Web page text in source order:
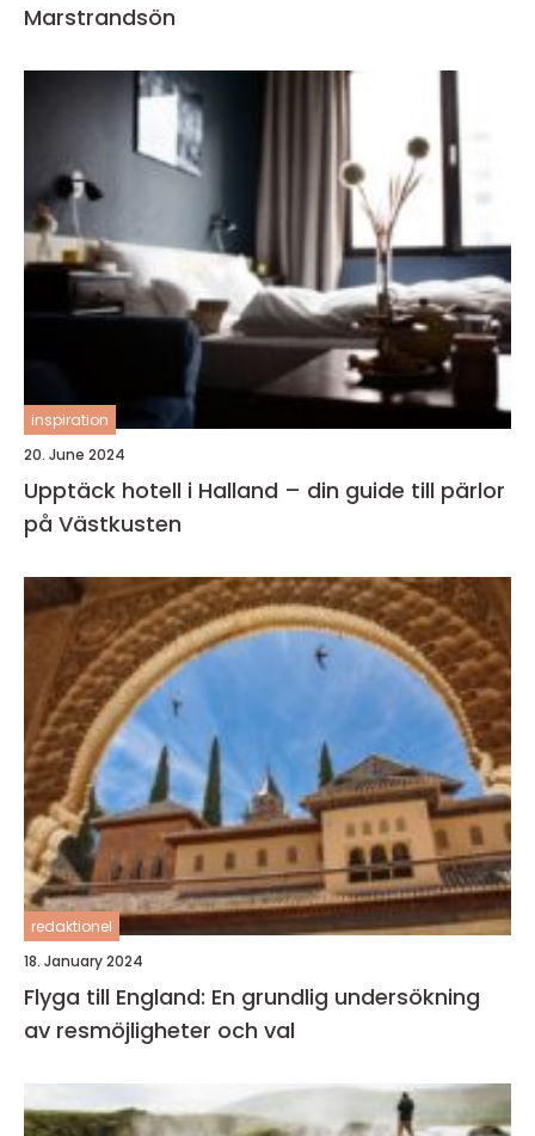
Marstrandsön
inspiration
20. June 2024
Upptäck hotell i Halland – din guide till pärlor
på Västkusten
redaktionel
18. January 2024
Flyga till England: En grundlig undersökning
av resmöjligheter och val